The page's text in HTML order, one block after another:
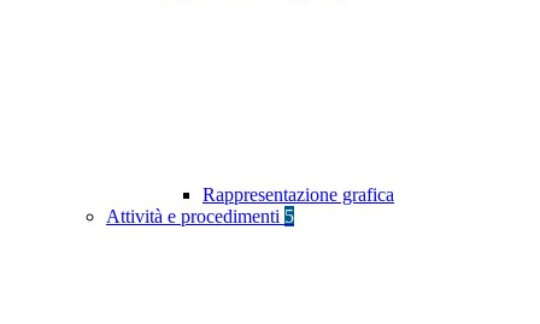
Rappresentazione grafica
Attività e procedimenti 5